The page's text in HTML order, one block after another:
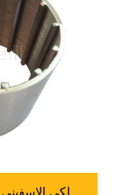
أنبوب فلتر الشاشة السلكي الإسفيني المصنوع من الفولاذ المق...